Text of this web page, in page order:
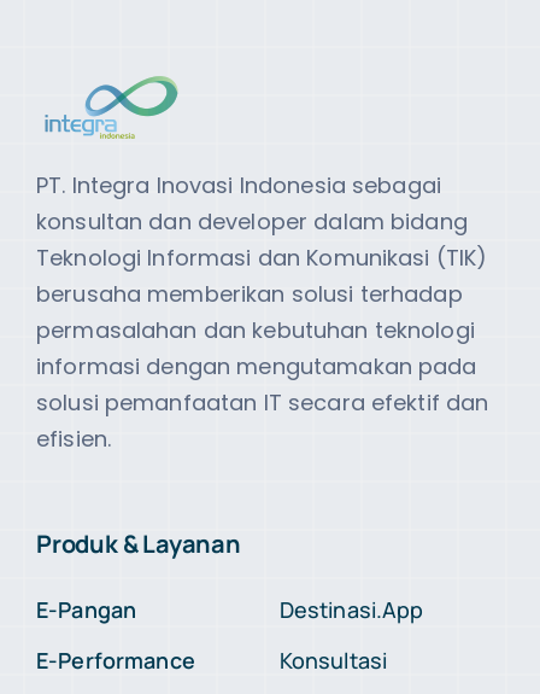
PT. Integra Inovasi Indonesia sebagai
konsultan dan developer dalam bidang
Teknologi Informasi dan Komunikasi (TIK)
berusaha memberikan solusi terhadap
permasalahan dan kebutuhan teknologi
informasi dengan mengutamakan pada
solusi pemanfaatan IT secara efektif dan
efisien.
Produk & Layanan
E-Pangan
E-Performance
Destinasi.App
Konsultasi